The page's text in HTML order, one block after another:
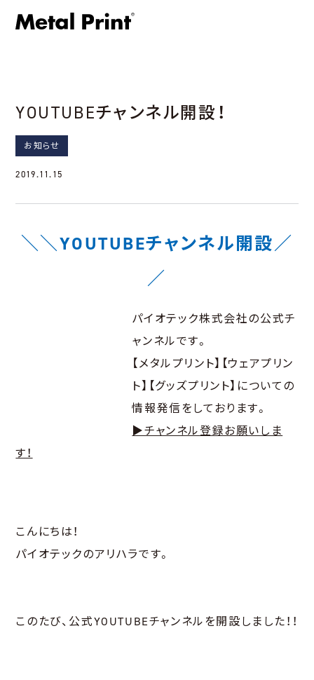
YOUTUBEチャンネル開設！
お知らせ
2019.11.15
＼＼YOUTUBEチャンネル開設／
／
パイオテック株式会社の公式チ
ャンネルです。
【メタルプリント】【ウェアプリン
ト】【グッズプリント】についての
情報発信をしております。
▶チャンネル登録お願いしま
す！
こんにちは！
パイオテックのアリハラです。
このたび、公式YOUTUBEチャンネルを開設しました！！